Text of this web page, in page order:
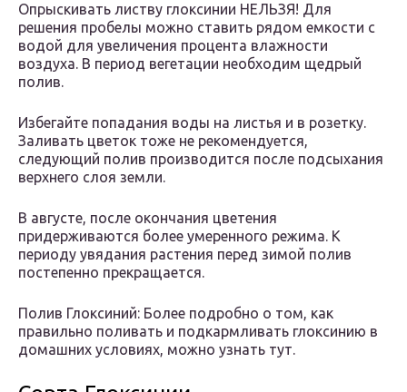
Опрыскивать листву глоксинии НЕЛЬЗЯ! Для
решения пробелы можно ставить рядом емкости с
водой для увеличения процента влажности
воздуха. В период вегетации необходим щедрый
полив.
Избегайте попадания воды на листья и в розетку.
Заливать цветок тоже не рекомендуется,
следующий полив производится после подсыхания
верхнего слоя земли.
В августе, после окончания цветения
придерживаются более умеренного режима. К
периоду увядания растения перед зимой полив
постепенно прекращается.
Полив Глоксиний: Более подробно о том, как
правильно поливать и подкармливать глоксинию в
домашних условиях, можно узнать тут.